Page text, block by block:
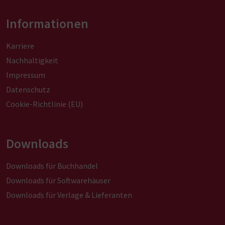
Informationen
Karriere
Nachhaltigkeit
Impressum
Datenschutz
Cookie-Richtlinie (EU)
Downloads
Downloads für Buchhandel
Downloads für Softwarehäuser
Downloads für Verlage & Lieferanten